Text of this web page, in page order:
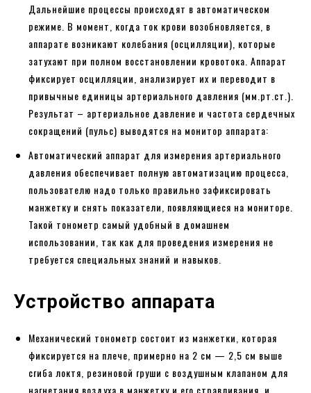
Дальнейшие процессы происходят в автоматическом
режиме. В момент, когда ток крови возобновляется, в
аппарате возникают колебания (осцилляции), которые
затухают при полном восстановлении кровотока. Аппарат
фиксирует осцилляции, анализирует их и переводит в
привычные единицы артериального давления (мм.рт.ст.).
Результат – артериальное давление и частота сердечных
сокращений (пульс) выводятся на монитор аппарата:
Автоматический аппарат для измерения артериального
давления обеспечивает полную автоматизацию процесса,
пользователю надо только правильно зафиксировать
манжетку и снять показатели, появляющиеся на мониторе.
Такой тонометр самый удобный в домашнем
использовании, так как для проведения измерения не
требуется специальных знаний и навыков.
Устройство аппарата
Механический тонометр состоит из манжетки, которая
фиксируется на плече, примерно на 2 см — 2,5 см выше
сгиба локтя, резиновой груши с воздушным клапаном для
нагнетания воздуха в манжетку и его стравливания, и